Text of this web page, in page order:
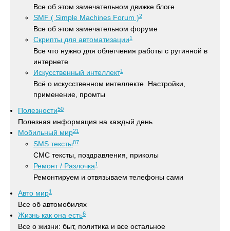
Все об этом замечательном движке блоге
SMF ( Simple Machines Forum )2
Все об этом замечательном форуме
Скрипты для автоматизации1
Все что нужно для облегчения работы с рутинной в
интернете
Искусственный интеллект1
Всё о искусственном интеллекте. Настройки,
применение, промты
Полезности50
Полезная информация на каждый день
Мобильный мир21
SMS тексты87
СМС тексты, поздравления, приколы
Ремонт / Разлочка1
Ремонтируем и отвязываем телефоны сами
Авто мир1
Все об автомобилях
Жизнь как она есть6
Все о жизни: быт, политика и все остальное